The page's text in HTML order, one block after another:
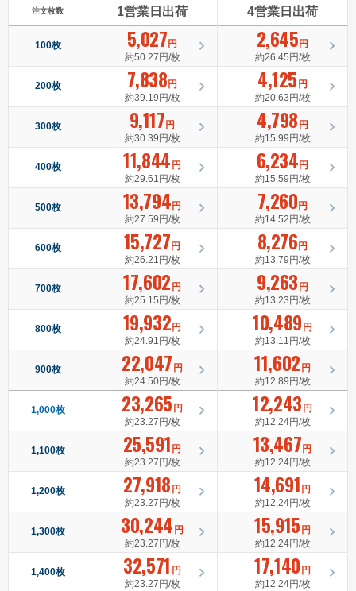
注文枚数 1営業日出荷 4営業日出荷
100枚 5,027 円
約50.27円/枚
2,645 円
約26.45円/枚
200枚 7,838 円
約39.19円/枚
4,125 円
約20.63円/枚
300枚 9,117 円
約30.39円/枚
4,798 円
約15.99円/枚
400枚 11,844 円
約29.61円/枚
6,234 円
約15.59円/枚
500枚 13,794 円
約27.59円/枚
7,260 円
約14.52円/枚
600枚 15,727 円
約26.21円/枚
8,276 円
約13.79円/枚
700枚 17,602 円
約25.15円/枚
9,263 円
約13.23円/枚
800枚 19,932 円
約24.91円/枚
10,489 円
約13.11円/枚
900枚 22,047 円
約24.50円/枚
11,602 円
約12.89円/枚
1,000枚 23,265 円
約23.27円/枚
12,243 円
約12.24円/枚
1,100枚 25,591 円
約23.27円/枚
13,467 円
約12.24円/枚
1,200枚 27,918 円
約23.27円/枚
14,691 円
約12.24円/枚
1,300枚 30,244 円
約23.27円/枚
15,915 円
約12.24円/枚
1,400枚 32,571 円
約23.27円/枚
17,140 円
約12.24円/枚